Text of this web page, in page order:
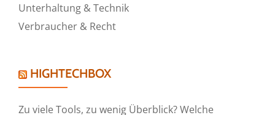
Unterhaltung & Technik
Verbraucher & Recht
HIGHTECHBOX
Zu viele Tools, zu wenig Überblick? Welche